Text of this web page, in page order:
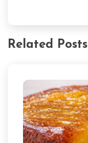
Related Posts